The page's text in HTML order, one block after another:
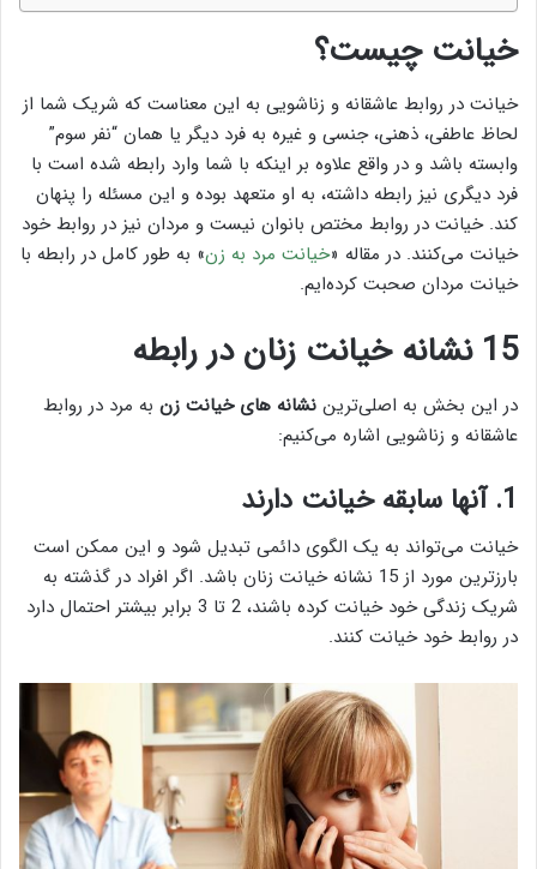
خیانت چیست؟
خیانت در روابط عاشقانه و زناشویی به این معناست که شریک شما از
لحاظ عاطفی، ذهنی، جنسی و غیره به فرد دیگر یا همان “نفر سوم”
وابسته باشد و در واقع علاوه بر اینکه با شما وارد رابطه شده است با
فرد دیگری نیز رابطه داشته، به او متعهد بوده و این مسئله را پنهان
کند. خیانت در روابط مختص بانوان نیست و مردان نیز در روابط خود
خیانت می‌کنند. در مقاله‌ «خیانت مرد به زن» به طور کامل در رابطه با
خیانت مردان صحبت کرده‌ایم.
15 نشانه خیانت زنان در رابطه
در این بخش به اصلی‌ترین نشانه های خیانت زن به مرد در روابط
عاشقانه و زناشویی اشاره می‌کنیم:
1. آنها سابقه خیانت دارند
خیانت می‌تواند به یک الگوی دائمی‌ تبدیل شود و این ممکن است
بارزترین مورد از 15 نشانه خیانت زنان باشد. اگر افراد در گذشته به
شریک زندگی خود خیانت کرده باشند، 2 تا 3 برابر بیشتر احتمال دارد
در روابط خود خیانت کنند.